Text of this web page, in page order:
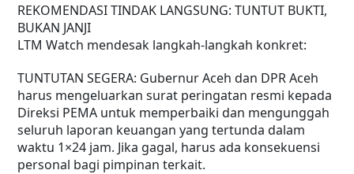
REKOMENDASI TINDAK LANGSUNG: TUNTUT BUKTI,
BUKAN JANJI
LTM Watch mendesak langkah-langkah konkret:
TUNTUTAN SEGERA: Gubernur Aceh dan DPR Aceh
harus mengeluarkan surat peringatan resmi kepada
Direksi PEMA untuk memperbaiki dan mengunggah
seluruh laporan keuangan yang tertunda dalam
waktu 1×24 jam. Jika gagal, harus ada konsekuensi
personal bagi pimpinan terkait.